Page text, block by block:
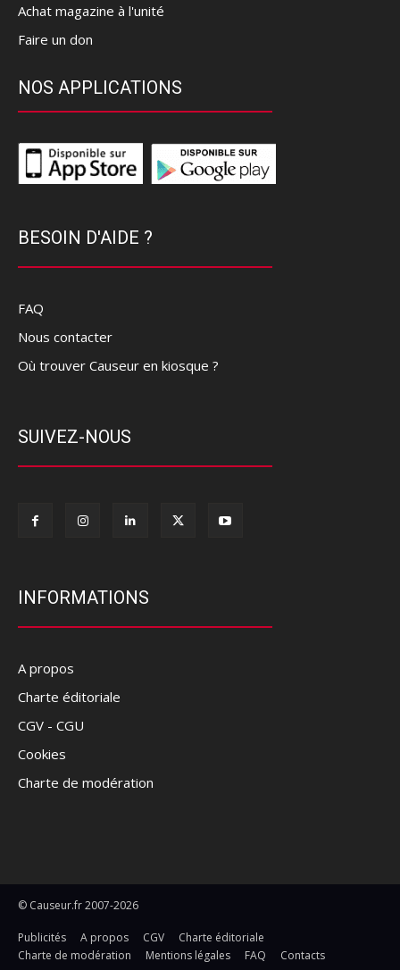
Achat magazine à l'unité
Faire un don
NOS APPLICATIONS
BESOIN D'AIDE ?
FAQ
Nous contacter
Où trouver Causeur en kiosque ?
SUIVEZ-NOUS
INFORMATIONS
A propos
Charte éditoriale
CGV - CGU
Cookies
Charte de modération
© Causeur.fr 2007-2026
Publicités A propos CGV
Charte éditoriale
Charte de modération
Mentions légales FAQ Contacts